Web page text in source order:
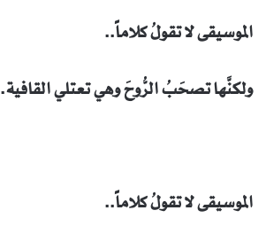
الموسيقى لا تقولُ كلاماً..
ولكنَّها تصحَبُ الرُّوحَ وهي تعتلي القافية.
الموسيقى لا تقولُ كلاماً..